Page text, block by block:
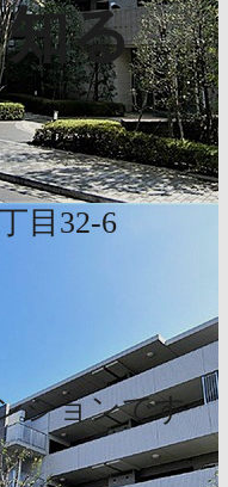
る
目32-6
ションです